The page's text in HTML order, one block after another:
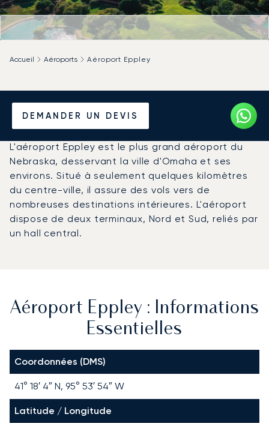
DEMANDER UN DEVIS
Accueil Aéroports Aéroport Eppley
Louer un Jet Privé de/vers
l'Aéroport Eppley
L'aéroport Eppley est le plus grand aéroport du
Nebraska, desservant la ville d'Omaha et ses
environs. Situé à seulement quelques kilomètres
du centre-ville, il assure des vols vers de
nombreuses destinations intérieures. L'aéroport
dispose de deux terminaux, Nord et Sud, reliés par
un hall central.
Aéroport Eppley : Informations
Essentielles
Coordonnées (DMS)
41° 18′ 4″ N, 95° 53′ 54″ W
Latitude / Longitude